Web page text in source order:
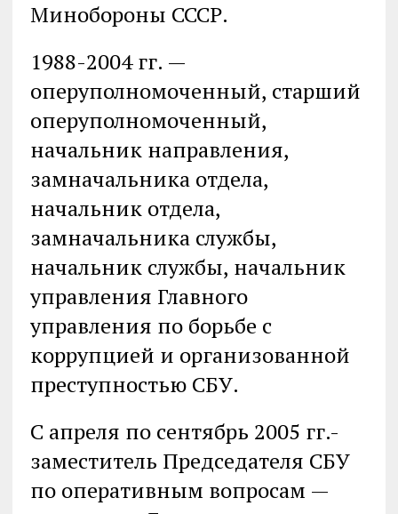
Минобороны СССР.
1988-2004 гг. —
оперуполномоченный, старший
оперуполномоченный,
начальник направления,
замначальника отдела,
начальник отдела,
замначальника службы,
начальник службы, начальник
управления Главного
управления по борьбе с
коррупцией и организованной
преступностью СБУ.
С апреля по сентябрь 2005 гг.-
заместитель Председателя СБУ
по оперативным вопросам —